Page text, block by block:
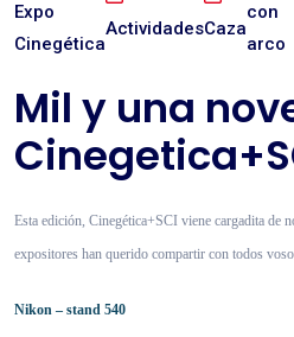
Expo
Cinegética
ActividadesCaza
con
arco
Mil y una
Esta edición, Cinegética+SCI viene cargadita de
expositores han querido compartir con todos
Nikon – stand 540